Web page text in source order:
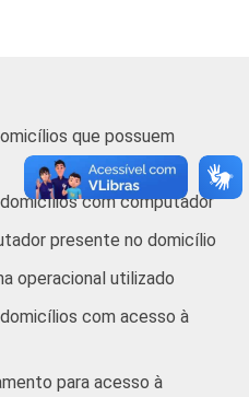
entrevistados.
classificação leva
uma serie de utensílios
os a um sistema
a uma Classe
(A, B, C, D, E).
2006
que possuem
com computador
presente no domicílio
operacional utilizado
com acesso à
para acesso à